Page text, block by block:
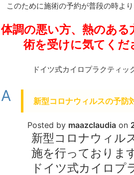
このために施術の予約が普段の時よ
体調の悪い方、熱のあ
術を受けに気てくだ
ドイツ式カイロプラクティッ
A 新型コロナウィルスの予防
Posted by maazclaudia on
新型コロナウィル
施を行っておりま
ドイツ式カイロプ